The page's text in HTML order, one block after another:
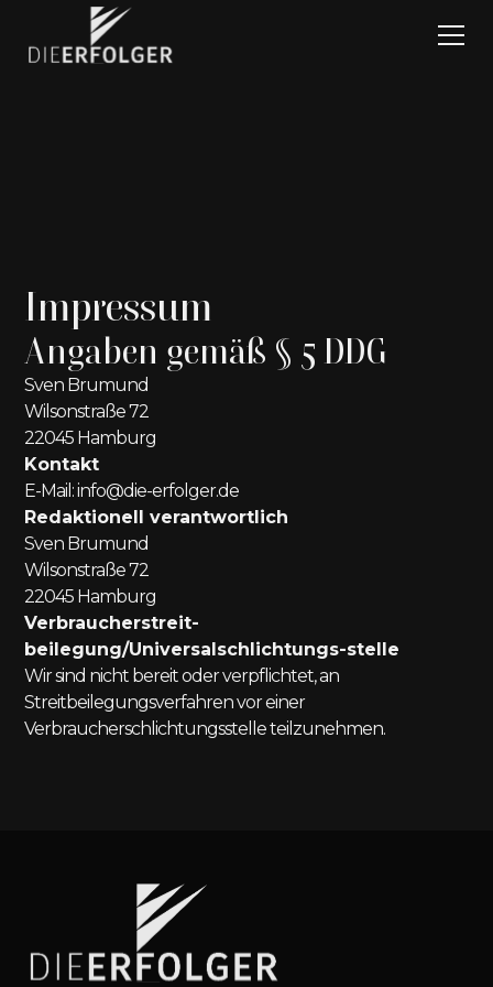
Impressum
Angaben gemäß § 5 DDG
Sven Brumund
Wilsonstraße 72
22045 Hamburg
Kontakt
E-Mail: info@die-erfolger.de
Redaktionell verantwortlich
Sven Brumund
Wilsonstraße 72
22045 Hamburg
Verbraucherstreit-
beilegung/Universalschlichtungs-stelle
Wir sind nicht bereit oder verpflichtet, an
Streitbeilegungsverfahren vor einer
Verbraucherschlichtungsstelle teilzunehmen.